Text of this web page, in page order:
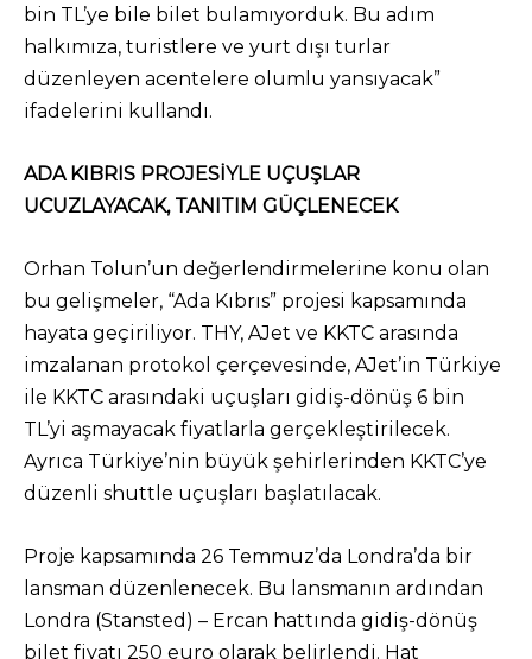
bin TL’ye bile bilet bulamıyorduk. Bu adım
halkımıza, turistlere ve yurt dışı turlar
düzenleyen acentelere olumlu yansıyacak”
ifadelerini kullandı.
ADA KIBRIS PROJESİYLE UÇUŞLAR
UCUZLAYACAK, TANITIM GÜÇLENECEK
Orhan Tolun’un değerlendirmelerine konu olan
bu gelişmeler, “Ada Kıbrıs” projesi kapsamında
hayata geçiriliyor. THY, AJet ve KKTC arasında
imzalanan protokol çerçevesinde, AJet’in Türkiye
ile KKTC arasındaki uçuşları gidiş-dönüş 6 bin
TL’yi aşmayacak fiyatlarla gerçekleştirilecek.
Ayrıca Türkiye’nin büyük şehirlerinden KKTC’ye
düzenli shuttle uçuşları başlatılacak.
Proje kapsamında 26 Temmuz’da Londra’da bir
lansman düzenlenecek. Bu lansmanın ardından
Londra (Stansted) – Ercan hattında gidiş-dönüş
bilet fiyatı 250 euro olarak belirlendi. Hat